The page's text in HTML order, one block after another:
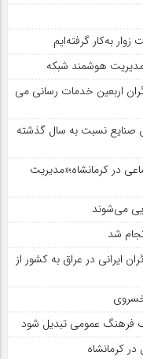
به‌کار گرفته‌ایم
هوشمند شبکه
اربعین خدمات رسانی می
صنایع نسبت به سال گذشته
در کرمانشاه؛«مدیریت
می‌شوند
شد
ایرانی در عراق به کشور از
خسروی
یک فرهنگ عمومی تبدیل شود
کرمانشاه